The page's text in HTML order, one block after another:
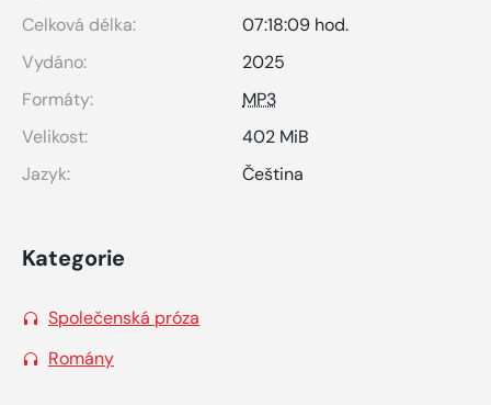
Celková délka:
07:18:09 hod.
Vydáno:
2025
Formáty:
MP3
Velikost:
402 MiB
Jazyk:
Čeština
Kategorie
Společenská próza
Romány